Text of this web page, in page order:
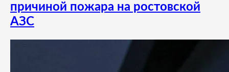
причиной пожара на ростовской
АЗС